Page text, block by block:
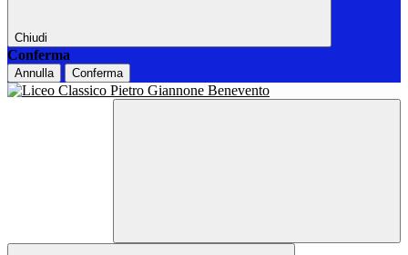
Chiudi
Conferma
Annulla Conferma